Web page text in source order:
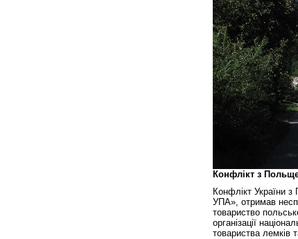
Конфлікт з
Конфлікт України
УПА», отримав
товариство
організації
товариства лемків